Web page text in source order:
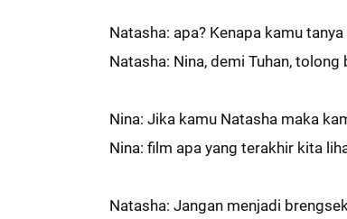
Natasha: apa? Kenapa kamu
Natasha: Nina, demi Tuhan, tolong
Nina: Jika kamu Natasha maka
Nina: film apa yang terakhir kita
Natasha: Jangan menjadi